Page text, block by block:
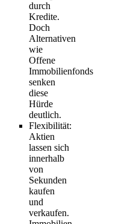
durch
Kredite.
Doch
Alternativen
wie
Offene
Immobilienfonds
senken
diese
Hürde
deutlich.
Flexibilität:
Aktien
lassen sich
innerhalb
von
Sekunden
kaufen
und
verkaufen.